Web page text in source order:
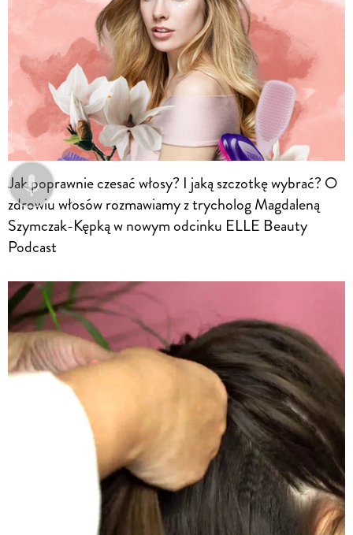
Jak poprawnie czesać włosy? I jaką szczotkę wybrać? O
zdrowiu włosów rozmawiamy z trycholog Magdaleną
Szymczak-Kępką w nowym odcinku ELLE Beauty
Podcast